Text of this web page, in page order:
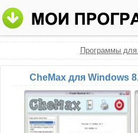
Программы
CheMax для Windows